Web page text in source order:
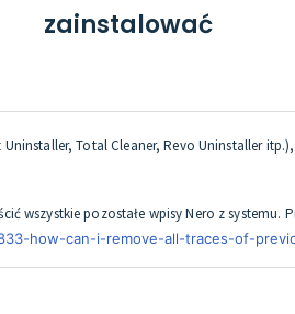
zainstalować
Total Cleaner, Revo Uninstaller
wszystkie pozostałe wpisy Nero z
how-can-i-remove-all-traces-of-